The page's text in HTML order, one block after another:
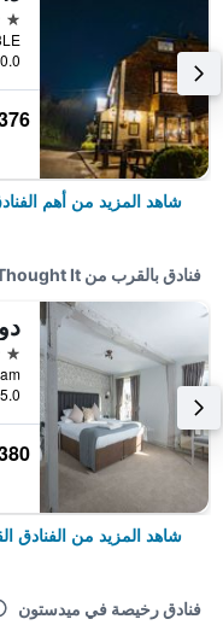
4 نجوم
0.0 كيلومتر عن وسط المدينة
376
شاهد المزيد من أهم
فنادق بالقرب من Who'd A Thought It
3 نجوم
5.0 كيلومتر عن وسط المدينة
380
شاهد المزيد من الفنادق
فنادق رخيصة في ميدستون